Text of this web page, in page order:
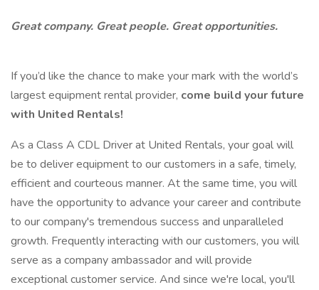
Great company. Great people. Great opportunities.
If you’d like the chance to make your mark with the world’s
largest equipment rental provider, come build your future
with United Rentals!
As a Class A CDL Driver at United Rentals, your goal will
be to deliver equipment to our customers in a safe, timely,
efficient and courteous manner. At the same time, you will
have the opportunity to advance your career and contribute
to our company's tremendous success and unparalleled
growth. Frequently interacting with our customers, you will
serve as a company ambassador and will provide
exceptional customer service. And since we're local, you'll